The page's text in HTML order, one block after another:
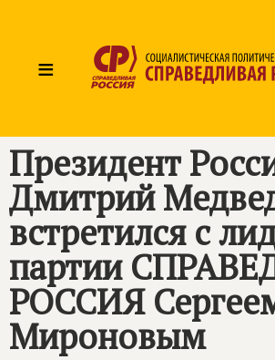
≡
Президент
Дмитрий
встретился с
партии
РОССИЯ
Мироновым